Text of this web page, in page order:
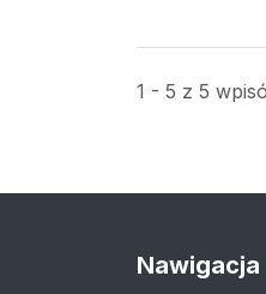
1 - 5 z 5
Nawigacja